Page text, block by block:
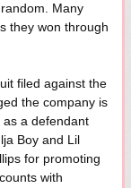
Many
they won through
filed against the
the company is
a defendant
Boy and Lil
for promoting
with